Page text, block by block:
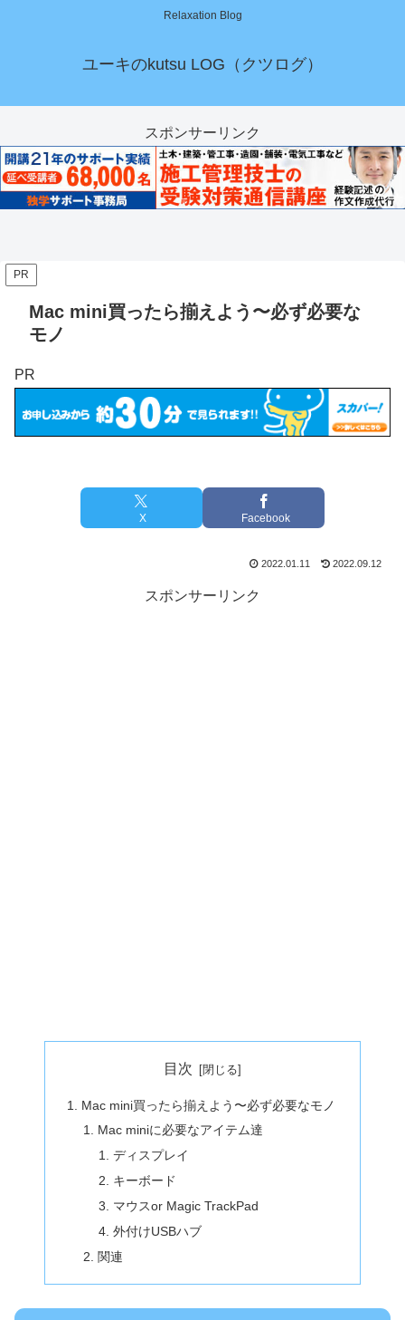
Relaxation Blog
ユーキのkutsu LOG（クツログ）
スポンサーリンク
PR
Mac mini買ったら揃えよう〜必ず必要な
モノ
PR
X Facebook
2022.01.11 2022.09.12
スポンサーリンク
目次
Mac mini買ったら揃えよう〜必ず必要なモノ
Mac miniに必要なアイテム達
ディスプレイ
キーボード
マウスor Magic TrackPad
外付けUSBハブ
関連